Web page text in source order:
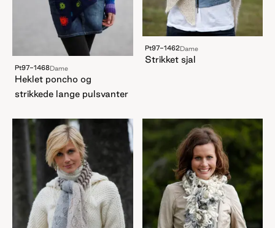
Pt97-1468Dame
Heklet poncho og
strikkede lange pulsvanter
Pt97-1462Dame
Strikket sjal